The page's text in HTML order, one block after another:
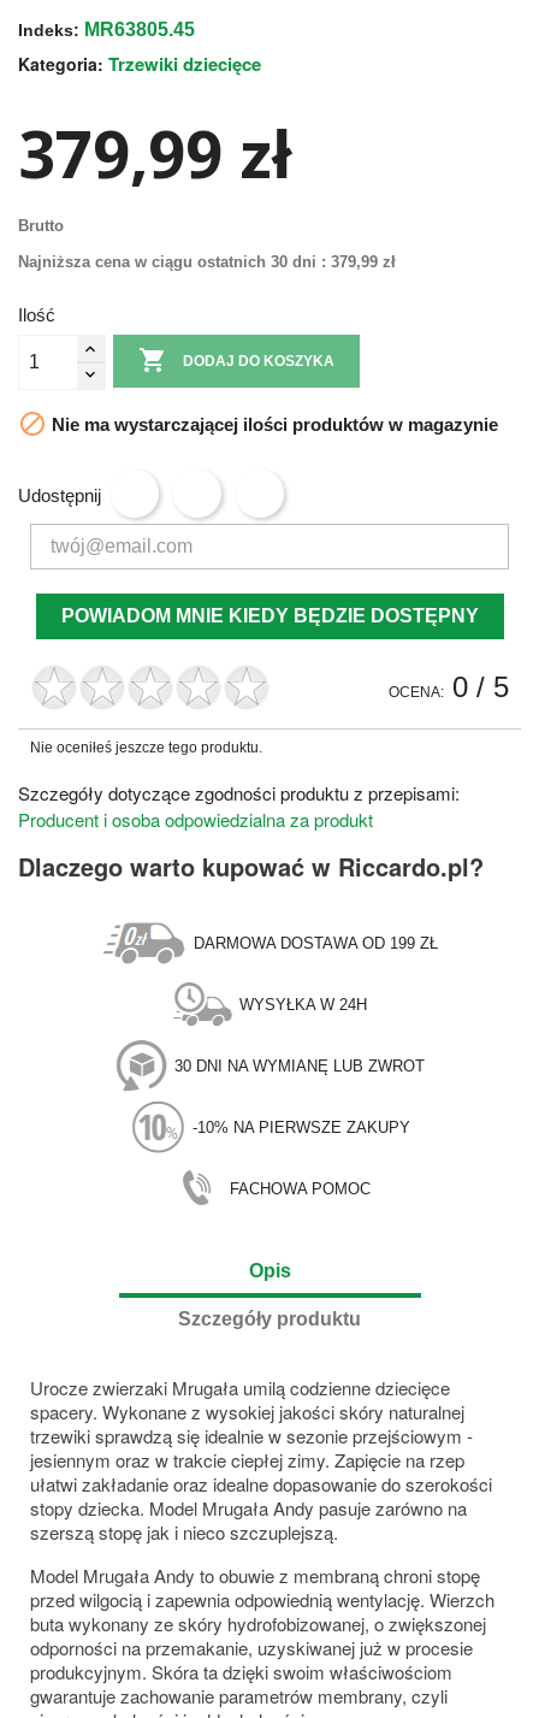
Indeks: MR63805.45
Kategoria: Trzewiki dziecięce
379,99 zł
Brutto
Najniższa cena w ciągu ostatnich 30 dni : 379,99 zł
Ilość
 DODAJ DO KOSZYKA
 Nie ma wystarczającej ilości produktów w magazynie
Udostępnij
POWIADOM MNIE KIEDY BĘDZIE DOSTĘPNY
OCENA: 0 / 5
Nie oceniłeś jeszcze tego produktu.
Szczegóły dotyczące zgodności produktu z przepisami:
Producent i osoba odpowiedzialna za produkt
Dlaczego warto kupować w Riccardo.pl?
DARMOWA DOSTAWA OD 199 ZŁ
WYSYŁKA W 24H
30 DNI NA WYMIANĘ LUB ZWROT
-10% NA PIERWSZE ZAKUPY
FACHOWA POMOC
Opis
Szczegóły produktu
Urocze zwierzaki Mrugała umilą codzienne dziecięce
spacery. Wykonane z wysokiej jakości skóry naturalnej
trzewiki sprawdzą się idealnie w sezonie przejściowym -
jesiennym oraz w trakcie ciepłej zimy. Zapięcie na rzep
ułatwi zakładanie oraz idealne dopasowanie do szerokości
stopy dziecka. Model Mrugała Andy pasuje zarówno na
szerszą stopę jak i nieco szczuplejszą.
Model Mrugała Andy to obuwie z membraną chroni stopę
przed wilgocią i zapewnia odpowiednią wentylację. Wierzch
buta wykonany ze skóry hydrofobizowanej, o zwiększonej
odporności na przemakanie, uzyskiwanej już w procesie
produkcyjnym. Skóra ta dzięki swoim właściwościom
gwarantuje zachowanie parametrów membrany, czyli